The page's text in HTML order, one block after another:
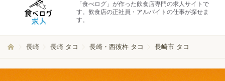
「食べログ」が作った飲食店専門の求人サイトで
す。飲食店の正社員・アルバイトの仕事が探せま
す。
長崎 長崎 タコ 長崎・西彼杵 タコ 長崎市 タコ